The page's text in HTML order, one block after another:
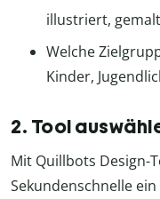
illustriert,
Welche
Kinder,
2. Tool
Mit Quillbots Design-
Sekundenschnelle